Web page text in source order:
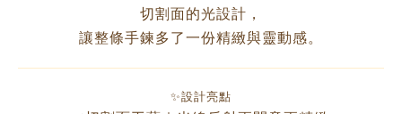
切割面的光設計，
讓整條手鍊多了一份精緻與靈動感。
✨設計亮點